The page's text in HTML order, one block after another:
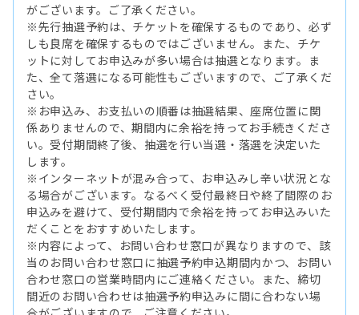
がございます。ご了承ください。
※先行抽選予約は、チケットを確保するものであり、必ず
しも良席を確保するものではございません。また、チケ
ットに対してお申込みが多い場合は抽選となります。ま
た、全て落選になる可能性もございますので、ご了承くだ
さい。
※お申込み、お支払いの順番は抽選結果、座席位置に関
係ありませんので、期間内に余裕を持ってお手続きくださ
い。受付期間終了後、抽選を行い当選・落選を決定いた
します。
※インターネットが混み合って、お申込みし辛い状況とな
る場合がございます。なるべく受付最終日や終了間際のお
申込みを避けて、受付期間内で余裕を持ってお申込みいた
だくことをおすすめいたします。
※内容によって、お問い合わせ窓口が異なりますので、該
当のお問い合わせ窓口に抽選予約申込期間内かつ、お問い
合わせ窓口の営業時間内にご連絡ください。また、締切
間近のお問い合わせは抽選予約申込みに間に合わない場